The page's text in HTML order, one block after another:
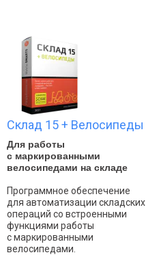
Склад 15 + Велосипеды
Для работы
с маркированными
велосипедами на складе
Программное обеспечение
для автоматизации складских
операций со встроенными
функциями работы
с маркированными
велосипедами.